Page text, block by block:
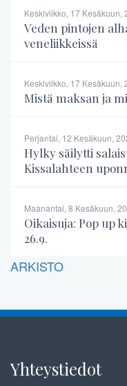
Keskiviikko, 17 Kesäkuun,
Veden pintojen
veneliikkeissä
Keskiviikko, 17 Kesäkuun,
Mistä maksan ja
Perjantai, 12 Kesäkuun,
Hylky säilytti
Kissalahteen
Maanantai, 8 Kesäkuun,
Oikaisuja: Pop up
26.9.
ARKISTO
Yhteystiedot